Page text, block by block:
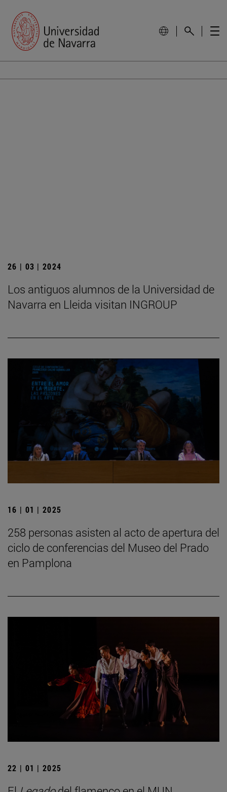
26 | 03 | 2024
Los antiguos alumnos de la Universidad de
Navarra en Lleida visitan INGROUP
16 | 01 | 2025
258 personas asisten al acto de apertura del
ciclo de conferencias del Museo del Prado
en Pamplona
22 | 01 | 2025